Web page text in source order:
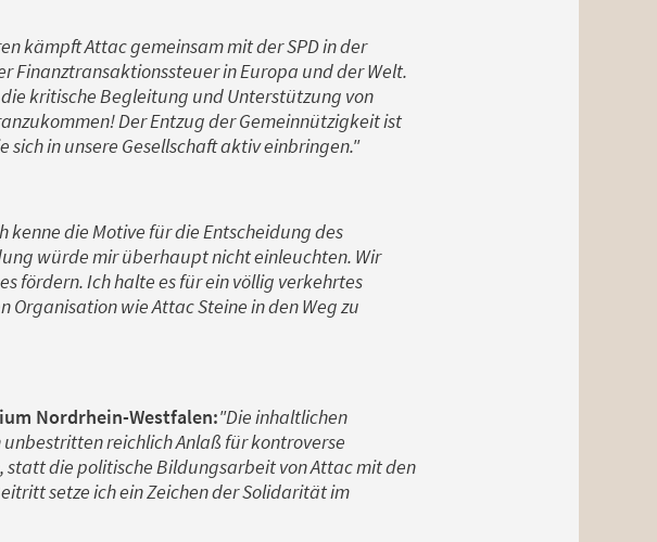
kämpft Attac gemeinsam mit der SPD in der
Finanztransaktionssteuer in Europa und der Welt.
kritische Begleitung und Unterstützung von
Der Entzug der Gemeinnützigkeit ist
sich in unsere Gesellschaft aktiv einbringen."
kenne die Motive für die Entscheidung des
würde mir überhaupt nicht einleuchten. Wir
fördern. Ich halte es für ein völlig verkehrtes
wie Attac Steine in den Weg zu
Nordrhein-Westfalen:"Die inhaltlichen
reichlich Anlaß für kontroverse
die politische Bildungsarbeit von Attac mit den
setze ich ein Zeichen der Solidarität im